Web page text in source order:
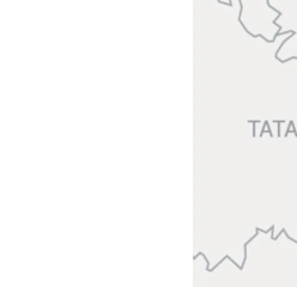
ПОДПИШИТЕСЬ НА РАССЫЛКУ